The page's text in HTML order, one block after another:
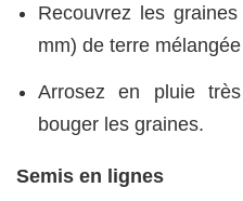
Recouvrez les
mm) de terre
Arrosez en pluie
bouger les graines.
Semis en lignes